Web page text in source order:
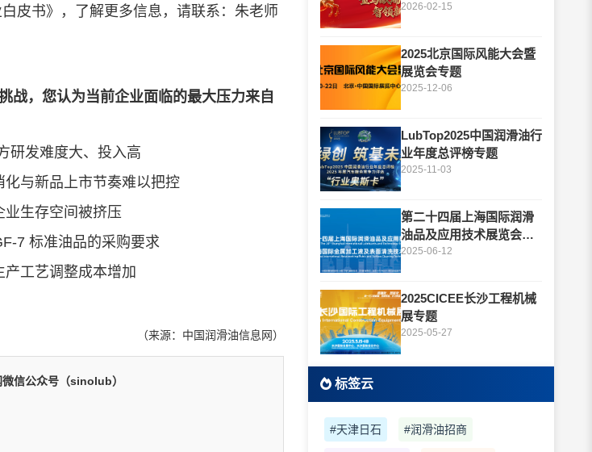
皮书》，了解更多信息，请联系：朱老师
战，您认为当前企业面临的最大压力来自
发难度大、投入高
与新品上市节奏难以把控
生存空间被挤压
7 标准油品的采购要求
工艺调整成本增加
（来源：中国润滑油信息网）
信公众号（sinolub）
2026-02-15
2025北京国际风能大会暨
展览会专题
2025-12-06
LubTop2025中国润滑油行
业年度总评榜专题
2025-11-03
第二十四届上海国际润滑
油品及应用技术展览会专
题
2025-06-12
2025CICEE长沙工程机械
展专题
2025-05-27
标签云
#天津日石 #润滑油招商